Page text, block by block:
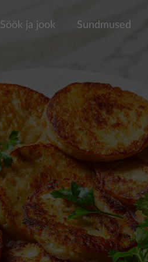
Söök ja jook Sundmused